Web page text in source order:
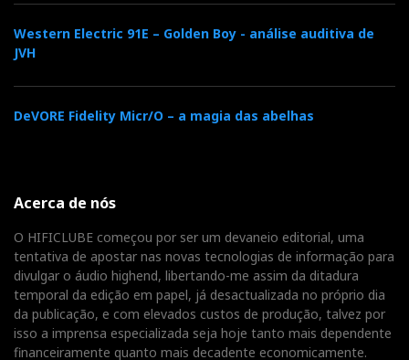
Western Electric 91E – Golden Boy - análise auditiva de
JVH
DeVORE Fidelity Micr/O – a magia das abelhas
Acerca de nós
O HIFICLUBE começou por ser um devaneio editorial, uma
tentativa de apostar nas novas tecnologias de informação para
divulgar o áudio highend, libertando-me assim da ditadura
temporal da edição em papel, já desactualizada no próprio dia
da publicação, e com elevados custos de produção, talvez por
isso a imprensa especializada seja hoje tanto mais dependente
financeiramente quanto mais decadente economicamente.